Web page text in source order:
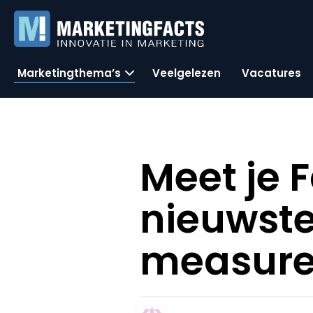
Marketingthema’s Veelgelezen Vacatures
Meet je